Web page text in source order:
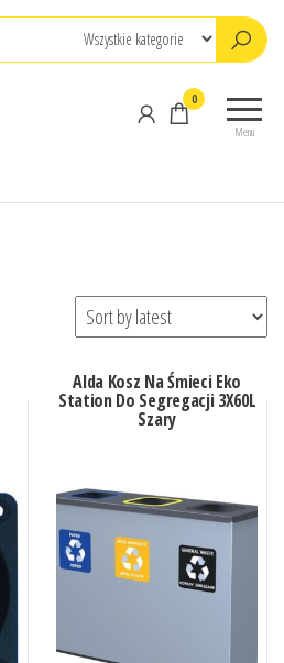
Menu
0
Alda Kosz Na Śmieci Eko
Station Do Segregacji 3X60L
Szary